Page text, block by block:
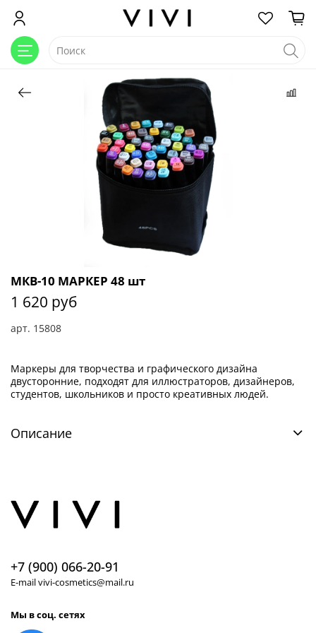
арт. 15808
МКВ-10 МАРКЕР 48 шт
1 620 руб
Маркеры для творчества и графического дизайна
двусторонние, подходят для иллюстраторов, дизайнеров,
студентов, школьников и просто креативных людей.
Описание
+7 (900) 066-20-91
E-mail vivi-cosmetics@mail.ru
Мы в соц. сетях